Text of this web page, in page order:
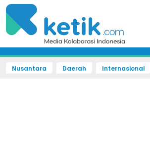
Nusantara Daerah Internasional